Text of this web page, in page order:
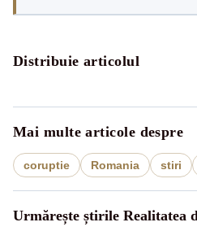
Distribuie articolul
Mai multe articole despre
coruptie Romania stiri
Urmărește știrile Realitatea